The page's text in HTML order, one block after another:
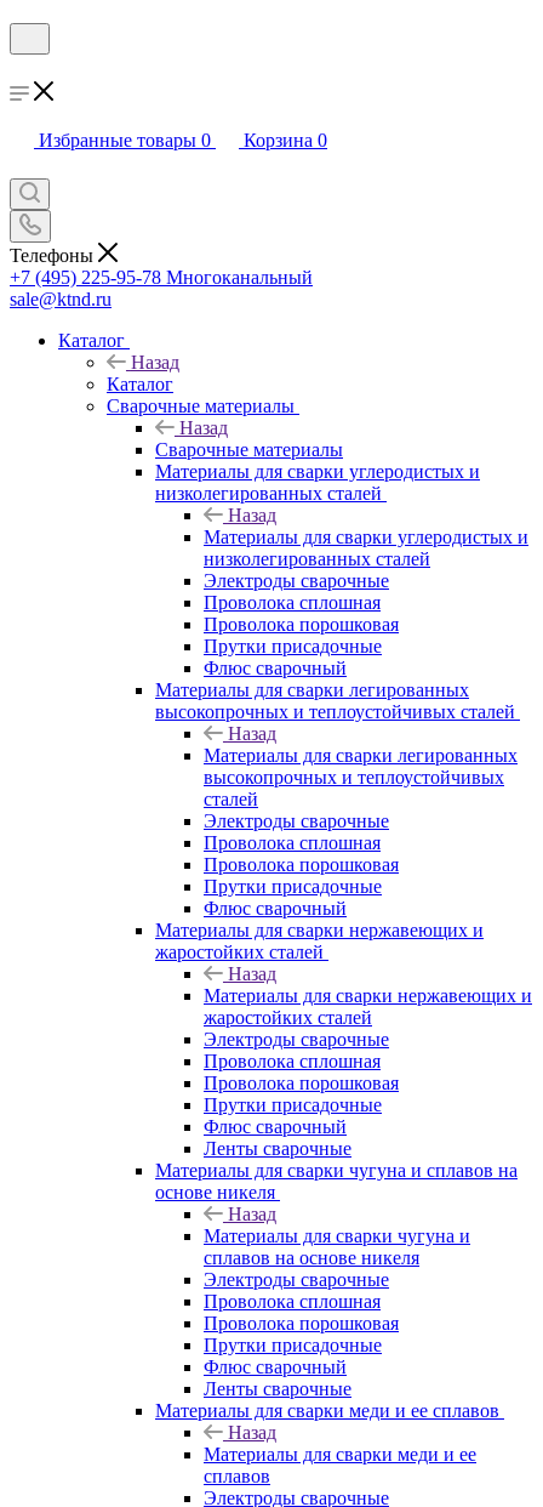
Избранные товары 0 Корзина 0
Телефоны
+7 (495) 225-95-78 Многоканальный
sale@ktnd.ru
Каталог
Назад
Каталог
Сварочные материалы
Назад
Сварочные материалы
Материалы для сварки углеродистых и
низколегированных сталей
Назад
Материалы для сварки углеродистых и
низколегированных сталей
Электроды сварочные
Проволока сплошная
Проволока порошковая
Прутки присадочные
Флюс сварочный
Материалы для сварки легированных
высокопрочных и теплоустойчивых сталей
Назад
Материалы для сварки легированных
высокопрочных и теплоустойчивых
сталей
Электроды сварочные
Проволока сплошная
Проволока порошковая
Прутки присадочные
Флюс сварочный
Материалы для сварки нержавеющих и
жаростойких сталей
Назад
Материалы для сварки нержавеющих и
жаростойких сталей
Электроды сварочные
Проволока сплошная
Проволока порошковая
Прутки присадочные
Флюс сварочный
Ленты сварочные
Материалы для сварки чугуна и сплавов на
основе никеля
Назад
Материалы для сварки чугуна и
сплавов на основе никеля
Электроды сварочные
Проволока сплошная
Проволока порошковая
Прутки присадочные
Флюс сварочный
Ленты сварочные
Материалы для сварки меди и ее сплавов
Назад
Материалы для сварки меди и ее
сплавов
Электроды сварочные